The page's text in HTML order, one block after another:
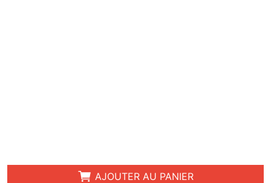
AJOUTER AU PANIER